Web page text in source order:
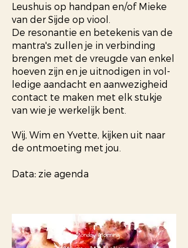
Leushuis op handpan en/of Mieke
van der Sijde op viool.
De resonantie en betekenis van de
mantra's zullen je in verbinding
brengen met de vreugde van enkel
hoeven zijn en je uitnodigen in vol-
ledige aandacht en aanwezigheid
contact te maken met elk stukje
van wie je werkelijk bent.
Wij, Wim en Yvette, kijken uit naar
de ontmoeting met jou.
Data: zie agenda